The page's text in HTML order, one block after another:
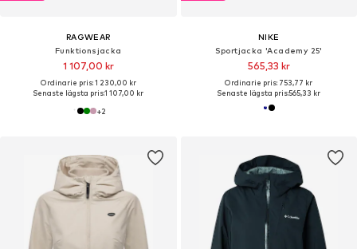
RAGWEAR
Funktionsjacka
1 107,00 kr
Ordinarie pris: 1 230,00 kr
Senaste lägsta pris:1 107,00 kr
+2
NIKE
Sportjacka 'Academy 25'
565,33 kr
Ordinarie pris: 753,77 kr
Senaste lägsta pris:565,33 kr